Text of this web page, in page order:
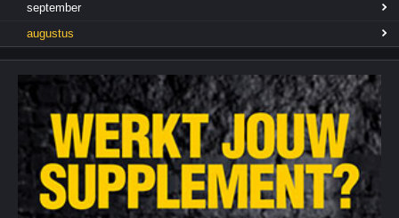
september
augustus